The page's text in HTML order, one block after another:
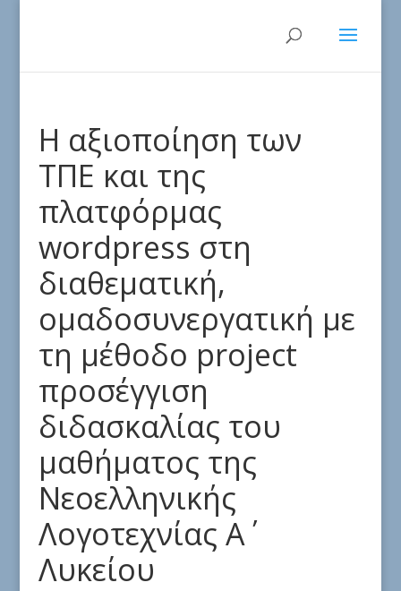
Η αξιοποίηση των
ΤΠΕ και της
πλατφόρμας
wordpress στη
διαθεματική,
ομαδοσυνεργατική με
τη μέθοδο project
προσέγγιση
διδασκαλίας του
μαθήματος της
Νεοελληνικής
Λογοτεχνίας Α΄
Λυκείου